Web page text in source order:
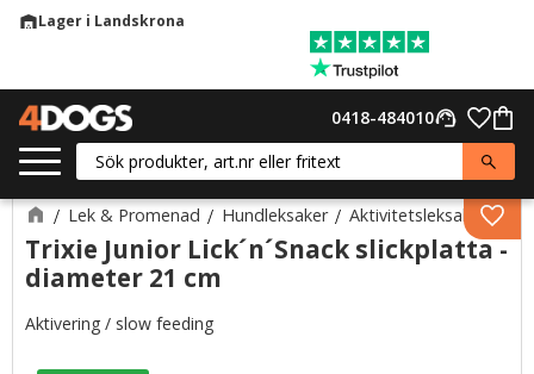
warehouseLager i Landskrona
support_agent
0418-484010
Lek & Promenad Hundleksaker Aktivitetsleksaker
Trixie Junior Lick´n´Snack slickplatta -
diameter 21 cm
Aktivering / slow feeding